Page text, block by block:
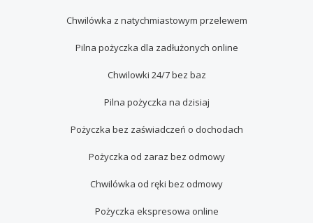
Chwilówka z natychmiastowym przelewem
Pilna pożyczka dla zadłużonych online
Chwilowki 24/7 bez baz
Pilna pożyczka na dzisiaj
Pożyczka bez zaświadczeń o dochodach
Pożyczka od zaraz bez odmowy
Chwilówka od ręki bez odmowy
Pożyczka ekspresowa online